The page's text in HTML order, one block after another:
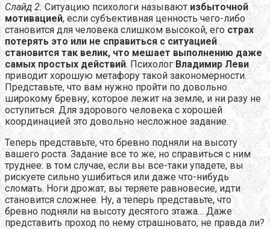
Слайд 2. Ситуацию психологи называют избыточной
мотивацией, если субъективная ценность чего-либо
становится для человека слишком высокой, его страх
потерять это или не справиться с ситуацией
становится так велик, что мешает выполнению даже
самых простых действий. Психолог Владимир Леви
приводит хорошую метафору такой закономерности.
Представьте, что вам нужно пройти по довольно
широкому бревну, которое лежит на земле, и ни разу не
оступиться. Для здорового человека с хорошей
координацией это довольно несложное задание.
Теперь представьте, что бревно подняли на высоту
вашего роста. Задание все то же, но справиться с ним
труднее: в том случае, если вы все-таки упадете, вы
рискуете сильно ушибиться или даже что-нибудь
сломать. Ноги дрожат, вы теряете равновесие, идти
становится сложнее. Ну, а теперь представьте, что
бревно подняли на высоту десятого этажа… Даже
представить проход по нему страшновато, не правда ли?